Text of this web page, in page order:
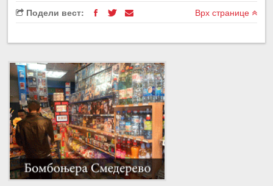
Подели вест: Врх странице